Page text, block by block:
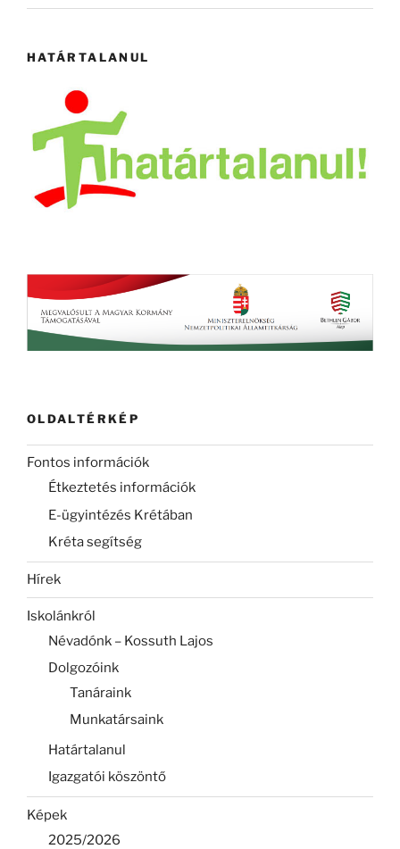
HATÁRTALANUL
OLDALTÉRKÉP
Fontos információk
Étkeztetés információk
E-ügyintézés Krétában
Kréta segítség
Hírek
Iskolánkról
Névadónk – Kossuth Lajos
Dolgozóink
Tanáraink
Munkatársaink
Határtalanul
Igazgatói köszöntő
Képek
2025/2026